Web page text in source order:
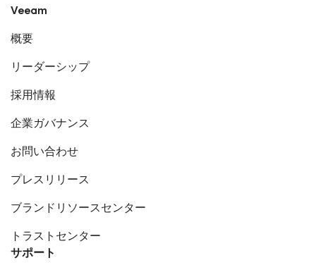
Veeam
概要
リーダーシップ
採用情報
企業ガバナンス
お問い合わせ
プレスリリース
ブランドリソースセンター
トラストセンター
サポート